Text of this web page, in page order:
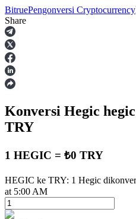
Berjangka
USDT Berjangka
Kontrak berjangka
BitruePengonversi Cryptocurrency
Share
Konversi Hegic hegic
TRY
1 HEGIC = ₺0 TRY
HEGIC ke TRY: 1 Hegic
at 5:00 AM